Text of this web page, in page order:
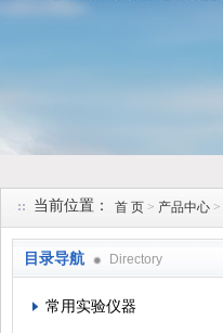
当前位置： 首 页 > 产品中心 >
目录导航 Directory
常用实验仪器